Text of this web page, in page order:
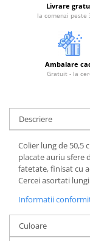
Livrare
la comenzi peste
Ambalare
Gratuit - la
Descriere
Colier lung de 50,5
placate auriu sfere
fatetate, finisat cu
Cercei asortati
Informatii
Culoare